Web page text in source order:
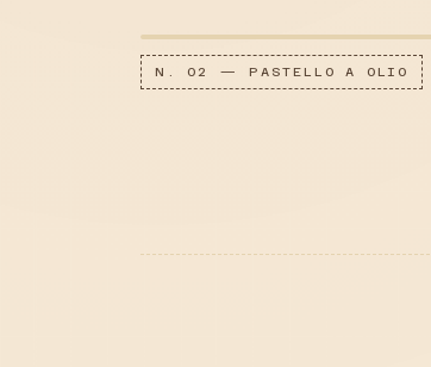
N. 02 — PASTELLO A OLIO